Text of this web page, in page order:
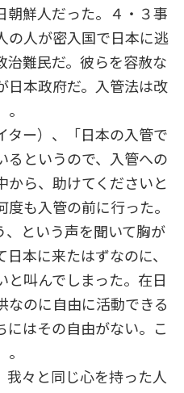
朝鮮人だった。４・３事
の人が密入国で日本に逃
治難民だ。彼らを容赦な
日本政府だ。入管法は改
ー）、「日本の入管で
るというので、入管への
から、助けてくださいと
も入管の前に行った。
、という声を聞いて胸が
本に来たはずなのに、
と叫んでしまった。在日
なのに自由に活動できる
にはその自由がない。こ
々と同じ心を持った人